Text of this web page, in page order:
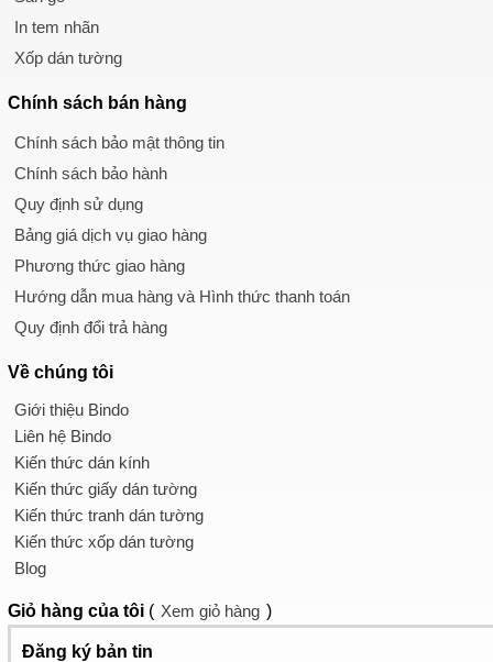
In tem nhãn
Xốp dán tường
Chính sách bán hàng
Chính sách bảo mật thông tin
Chính sách bảo hành
Quy định sử dụng
Bảng giá dịch vụ giao hàng
Phương thức giao hàng
Hướng dẫn mua hàng và Hình thức thanh toán
Quy định đổi trả hàng
Về chúng tôi
Giới thiệu Bindo
Liên hệ Bindo
Kiến thức dán kính
Kiến thức giấy dán tường
Kiến thức tranh dán tường
Kiến thức xốp dán tường
Blog
Giỏ hàng của tôi ( Xem giỏ hàng )
Đăng ký bản tin